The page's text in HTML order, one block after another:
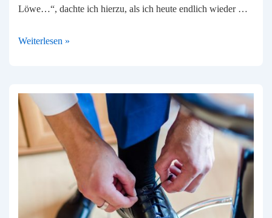
Löwe…“, dachte ich hierzu, als ich heute endlich wieder …
Neun
Idee
muss
reifen
Weiterlesen »